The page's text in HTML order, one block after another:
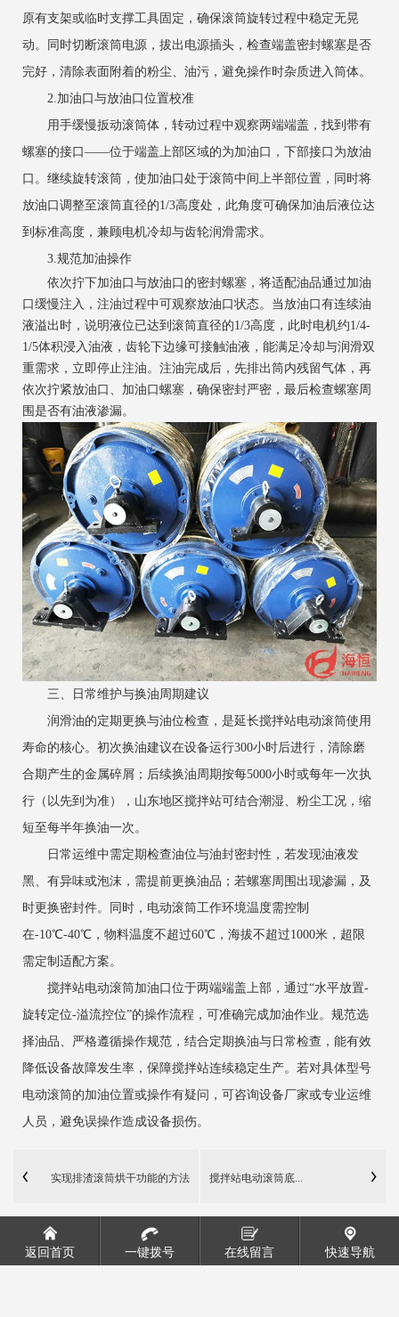
原有支架或临时支撑工具固定，确保滚筒旋转过程中稳定无晃
动。同时切断滚筒电源，拔出电源插头，检查端盖密封螺塞是否
完好，清除表面附着的粉尘、油污，避免操作时杂质进入筒体。
2.加油口与放油口位置校准
用手缓慢扳动滚筒体，转动过程中观察两端端盖，找到带有
螺塞的接口——位于端盖上部区域的为加油口，下部接口为放油
口。继续旋转滚筒，使加油口处于滚筒中间上半部位置，同时将
放油口调整至滚筒直径的1/3高度处，此角度可确保加油后液位达
到标准高度，兼顾电机冷却与齿轮润滑需求。
3.规范加油操作
依次拧下加油口与放油口的密封螺塞，将适配油品通过加油
口缓慢注入，注油过程中可观察放油口状态。当放油口有连续油
液溢出时，说明液位已达到滚筒直径的1/3高度，此时电机约1/4-
1/5体积浸入油液，齿轮下边缘可接触油液，能满足冷却与润滑双
重需求，立即停止注油。注油完成后，先排出筒内残留气体，再
依次拧紧放油口、加油口螺塞，确保密封严密，最后检查螺塞周
围是否有油液渗漏。
三、日常维护与换油周期建议
润滑油的定期更换与油位检查，是延长搅拌站电动滚筒使用
寿命的核心。初次换油建议在设备运行300小时后进行，清除磨
合期产生的金属碎屑；后续换油周期按每5000小时或每年一次执
行（以先到为准），山东地区搅拌站可结合潮湿、粉尘工况，缩
短至每半年换油一次。
日常运维中需定期检查油位与油封密封性，若发现油液发
黑、有异味或泡沫，需提前更换油品；若螺塞周围出现渗漏，及
时更换密封件。同时，电动滚筒工作环境温度需控制
在-10℃-40℃，物料温度不超过60℃，海拔不超过1000米，超限
需定制适配方案。
搅拌站电动滚筒加油口位于两端端盖上部，通过“水平放置-
旋转定位-溢流控位”的操作流程，可准确完成加油作业。规范选
择油品、严格遵循操作规范，结合定期换油与日常检查，能有效
降低设备故障发生率，保障搅拌站连续稳定生产。若对具体型号
电动滚筒的加油位置或操作有疑问，可咨询设备厂家或专业运维
人员，避免误操作造成设备损伤。
实现排渣滚筒烘干功能的方法 搅拌站电动滚筒底...
返回首页 一键拨号 在线留言 快速导航